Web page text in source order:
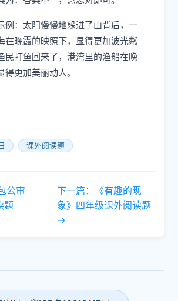
例：太阳慢慢地躲进了山背后，一
在晚霞的映照下，显得更加波光粼
民打鱼回来了，港湾里的渔船在晚
得更加美丽动人。
课外阅读题
公审
题
下一篇：《有趣的现
象》四年级课外阅读题
→